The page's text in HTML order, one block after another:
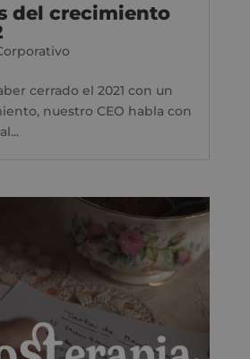
del crecimiento
cerrado el 2021 con un
nuestro CEO habla con